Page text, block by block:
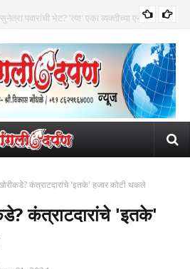
कंत्राटदारांचे 'इतके' हजार कोटी थकले
कंत्राटदारांचे 'इतके'